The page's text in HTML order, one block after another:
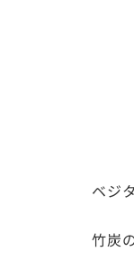
ベジ
竹炭